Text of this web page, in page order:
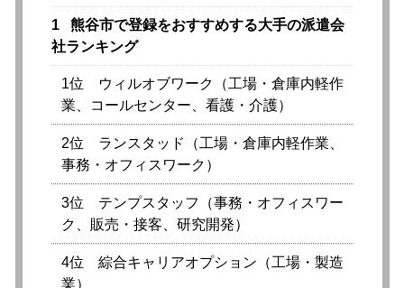
1
熊谷市で登録をおすすめする大手の派遣会
社ランキング
1位 ウィルオブワーク（工場・倉庫内軽作
業、コールセンター、看護・介護）
2位 ランスタッド（工場・倉庫内軽作業、
事務・オフィスワーク）
3位 テンプスタッフ（事務・オフィスワー
ク、販売・接客、研究開発）
4位 綜合キャリアオプション（工場・製造
業）